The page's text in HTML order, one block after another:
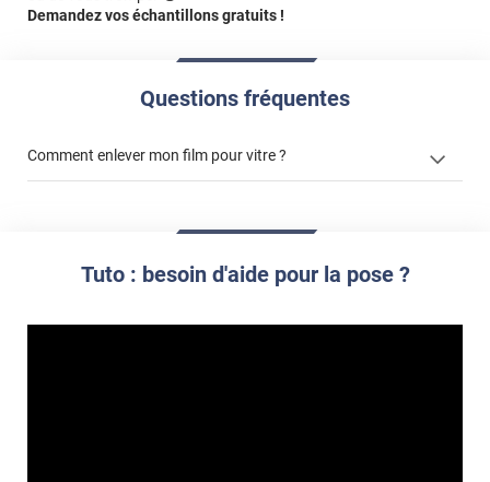
Demandez vos échantillons gratuits !
Questions fréquentes
Comment enlever mon film pour vitre ?
enlever et stocker
Tuto : besoin d'aide pour la pose ?